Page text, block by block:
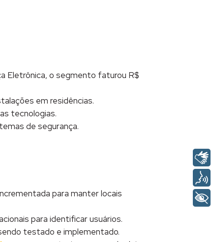
Eletrônica, o segmento faturou R$
em residências.
tecnologias.
de segurança.
para manter locais
para identificar usuários.
testado e implementado.